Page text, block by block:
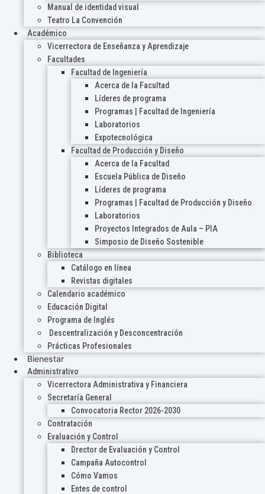
Manual de identidad visual
Teatro La Convención
Académico
Vicerrectora de Enseñanza y Aprendizaje
Facultades
Facultad de Ingeniería
Acerca de la Facultad
Líderes de programa
Programas | Facultad de Ingeniería
Laboratorios
Expotecnológica
Facultad de Producción y Diseño
Acerca de la Facultad
Escuela Pública de Diseño
Líderes de programa
Programas | Facultad de Producción y Diseño
Laboratorios
Proyectos Integrados de Aula – PIA
Simposio de Diseño Sostenible
Biblioteca
Catálogo en línea
Revistas digitales
Calendario académico
Educación Digital
Programa de Inglés
Descentralización y Desconcentración
Prácticas Profesionales
Bienestar
Administrativo
Vicerrectora Administrativa y Financiera
Secretaría General
Convocatoria Rector 2026-2030
Contratación
Evaluación y Control
Drector de Evaluación y Control
Campaña Autocontrol
Cómo Vamos
Entes de control